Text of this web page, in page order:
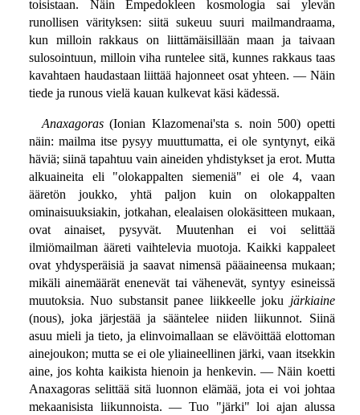
toisistaan. Näin Empedokleen kosmologia sai ylevän
runollisen värityksen: siitä sukeuu suuri mailmandraama,
kun milloin rakkaus on liittämäisillään maan ja taivaan
sulosointuun, milloin viha runtelee sitä, kunnes rakkaus taas
kavahtaen haudastaan liittää hajonneet osat yhteen. — Näin
tiede ja runous vielä kauan kulkevat käsi kädessä.
Anaxagoras(Ionian Klazomenai'sta s. noin 500) opetti
näin: mailma itse pysyy muuttumatta, ei ole syntynyt, eikä
häviä; siinä tapahtuu vain aineiden yhdistykset ja erot. Mutta
alkuaineita eli "olokappalten siemeniä" ei ole 4, vaan
ääretön joukko, yhtä paljon kuin on olokappalten
ominaisuuksiakin, jotkahan, elealaisen olokäsitteen mukaan,
ovat ainaiset, pysyvät. Muutenhan ei voi selittää
ilmiömailman ääreti vaihtelevia muotoja. Kaikki kappaleet
ovat yhdysperäisiä ja saavat nimensä pääaineensa mukaan;
mikäli ainemäärät enenevät tai vähenevät, syntyy esineissä
muutoksia. Nuo substansit panee liikkeelle joku järkiaine
(nous), joka järjestää ja sääntelee niiden liikunnot. Siinä
asuu mieli ja tieto, ja elinvoimallaan se elävöittää elottoman
ainejoukon; mutta se ei ole yliaineellinen järki, vaan itsekkin
aine, jos kohta kaikista hienoin ja henkevin. — Näin koetti
Anaxagoras selittää sitä luonnon elämää, jota ei voi johtaa
mekaanisista liikunnoista. — Tuo "järki" loi ajan alussa